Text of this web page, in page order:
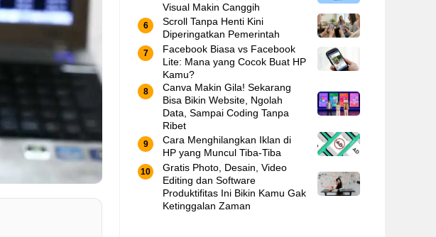
Visual Makin Canggih
Scroll Tanpa Henti Kini
Diperingatkan Pemerintah
Facebook Biasa vs Facebook
Lite: Mana yang Cocok Buat HP
Kamu?
Canva Makin Gila! Sekarang
Bisa Bikin Website, Ngolah
Data, Sampai Coding Tanpa
Ribet
Cara Menghilangkan Iklan di
HP yang Muncul Tiba-Tiba
Gratis Photo, Desain, Video
Editing dan Software
Produktifitas Ini Bikin Kamu Gak
Ketinggalan Zaman